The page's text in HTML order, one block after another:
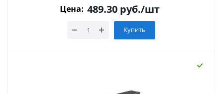
Цена: 489.30 руб./шт
Купить